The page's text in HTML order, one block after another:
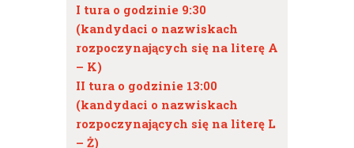
I tura o godzinie 9:30
(kandydaci o nazwiskach
rozpoczynających się na literę A
– K)
II tura o godzinie 13:00
(kandydaci o nazwiskach
rozpoczynających się na literę L
– Ż)